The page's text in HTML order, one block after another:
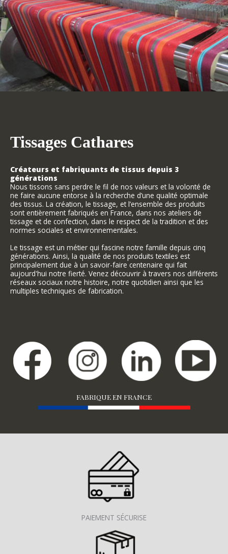
Tissages Cathares
Créateurs et fabriquants de tissus depuis 3
générations
Nous tissons sans perdre le fil de nos valeurs et la volonté de
ne faire aucune entorse à la recherche d’une qualité optimale
des tissus. La création, le tissage, et l’ensemble des produits
sont entièrement fabriqués en France, dans nos ateliers de
tissage et de confection, dans le respect de la tradition et des
normes sociales et environnementales.
Le tissage est un métier qui fascine notre famille depuis cinq
générations. Ainsi, la qualité de nos produits textiles est
principalement due à un savoir-faire centenaire qui fait
aujourd'hui notre fierté. Venez découvrir à travers nos différents
réseaux sociaux notre histoire, notre quotidien ainsi que les
multiples techniques de fabrication.
FABRIQUE EN FRANCE
PAIEMENT SÉCURISE